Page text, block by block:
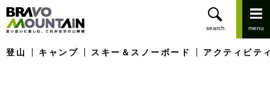
登山 キャンプ スキー＆スノーボード アクティビテ